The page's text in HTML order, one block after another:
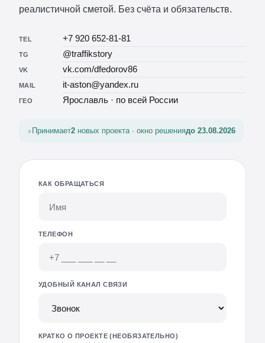
реалистичной сметой. Без счёта и обязательств.
TEL +7 920 652-81-81
TG @traffikstory
VK vk.com/dfedorov86
MAIL it-aston@yandex.ru
ГЕО Ярославль · по всей России
Принимает2 новых проекта · окно решениядо 23.08.2026
КАК ОБРАЩАТЬСЯ
ТЕЛЕФОН
УДОБНЫЙ КАНАЛ СВЯЗИ
КРАТКО О ПРОЕКТЕ (НЕОБЯЗАТЕЛЬНО)